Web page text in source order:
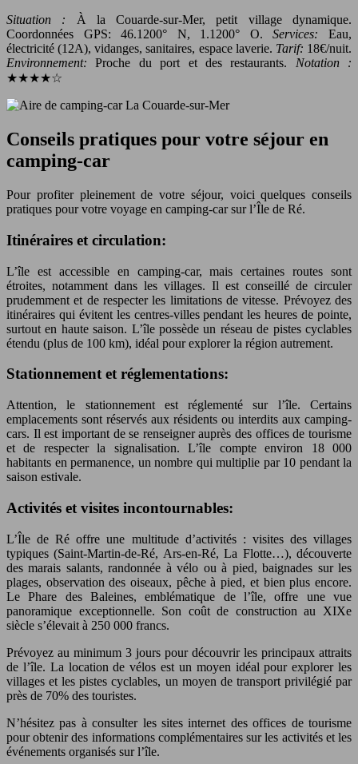
Situation : À la Couarde-sur-Mer, petit village dynamique.
Coordonnées GPS: 46.1200° N, 1.1200° O.Services:Eau,
électricité (12A), vidanges, sanitaires, espace laverie. Tarif: 18€/nuit.
Environnement:Proche du port et des restaurants. Notation :
★★★★☆
Conseils pratiques pour votre séjour en
camping-car
Pour profiter pleinement de votre séjour, voici quelques conseils
pratiques pour votre voyage en camping-car sur l’Île de Ré.
Itinéraires et circulation:
L’île est accessible en camping-car, mais certaines routes sont
étroites, notamment dans les villages. Il est conseillé de circuler
prudemment et de respecter les limitations de vitesse. Prévoyez des
itinéraires qui évitent les centres-villes pendant les heures de pointe,
surtout en haute saison. L’île possède un réseau de pistes cyclables
étendu (plus de 100 km), idéal pour explorer la région autrement.
Stationnement et réglementations:
Attention, le stationnement est réglementé sur l’île. Certains
emplacements sont réservés aux résidents ou interdits aux camping-
cars. Il est important de se renseigner auprès des offices de tourisme
et de respecter la signalisation. L’île compte environ 18 000
habitants en permanence, un nombre qui multiplie par 10 pendant la
saison estivale.
Activités et visites incontournables:
L’Île de Ré offre une multitude d’activités : visites des villages
typiques (Saint-Martin-de-Ré, Ars-en-Ré, La Flotte…), découverte
des marais salants, randonnée à vélo ou à pied, baignades sur les
plages, observation des oiseaux, pêche à pied, et bien plus encore.
Le Phare des Baleines, emblématique de l’île, offre une vue
panoramique exceptionnelle. Son coût de construction au XIXe
siècle s’élevait à 250 000 francs.
Prévoyez au minimum 3 jours pour découvrir les principaux attraits
de l’île. La location de vélos est un moyen idéal pour explorer les
villages et les pistes cyclables, un moyen de transport privilégié par
près de 70% des touristes.
N’hésitez pas à consulter les sites internet des offices de tourisme
pour obtenir des informations complémentaires sur les activités et les
événements organisés sur l’île.